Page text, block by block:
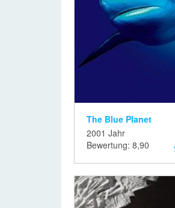
The Blue Planet
2001 Jahr
Bewertung: 8,90